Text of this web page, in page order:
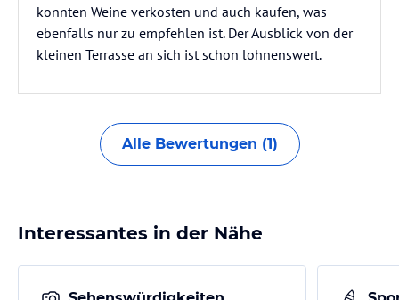
konnten Weine verkosten und auch kaufen, was
ebenfalls nur zu empfehlen ist. Der Ausblick von der
kleinen Terrasse an sich ist schon lohnenswert.
Alle Bewertungen (1)
Interessantes in der Nähe